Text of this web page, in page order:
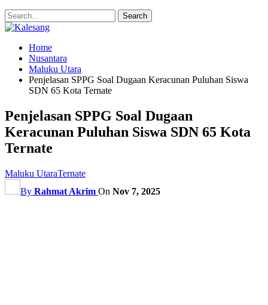
Home
Nusantara
Maluku Utara
Penjelasan SPPG Soal Dugaan Keracunan Puluhan Siswa
SDN 65 Kota Ternate
Penjelasan SPPG Soal Dugaan
Keracunan Puluhan Siswa SDN 65 Kota
Ternate
Maluku UtaraTernate
By Rahmat Akrim On Nov 7, 2025